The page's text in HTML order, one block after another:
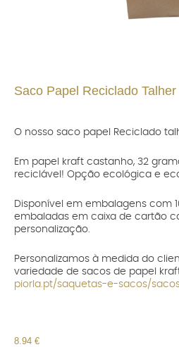
Saco Papel Reciclado Talher
O nosso saco papel Reciclado
Em papel kraft castanho, 32
reciclável! Opção ecológica e
Disponível em embalagens com
embaladas em caixa de cartão
personalização.
Personalizamos à medida do
variedade de sacos de papel
piorla.pt/saquetas-e-sacos/
8.94 €